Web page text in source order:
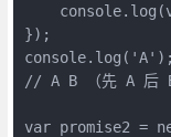
});
console.log('A');
// A B （先 A 后 B
var promise2 =